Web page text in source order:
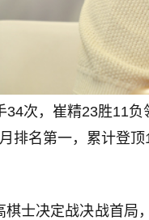
34次，崔精23胜11
排名第一，累计登
棋士决定战决战首局